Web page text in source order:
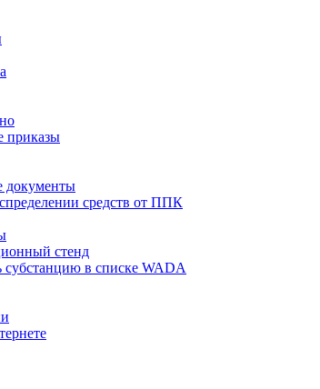
приказы
документы
средств от ППК
стенд
субстанцию в списке WADA